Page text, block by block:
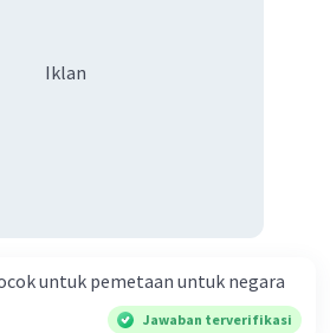
Iklan
untuk pemetaan untuk negara
Jawaban terverifikasi